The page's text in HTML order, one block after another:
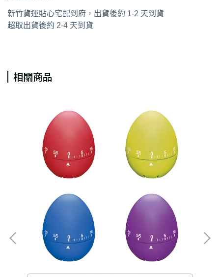
新竹貨運貼心宅配到府，出貨後約 1-2 天到貨
超取出貨後約 2-4 天到貨
相關商品